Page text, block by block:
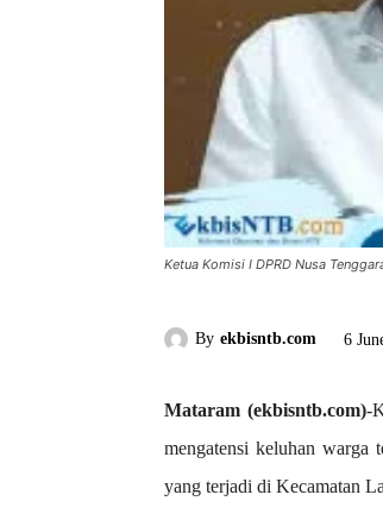
Ketua Komisi I DPRD Nusa
By ekbisntb.com 6
Mataram (ekbisntb.com)-
mengatensi keluhan warga
yang terjadi di Kecamatan